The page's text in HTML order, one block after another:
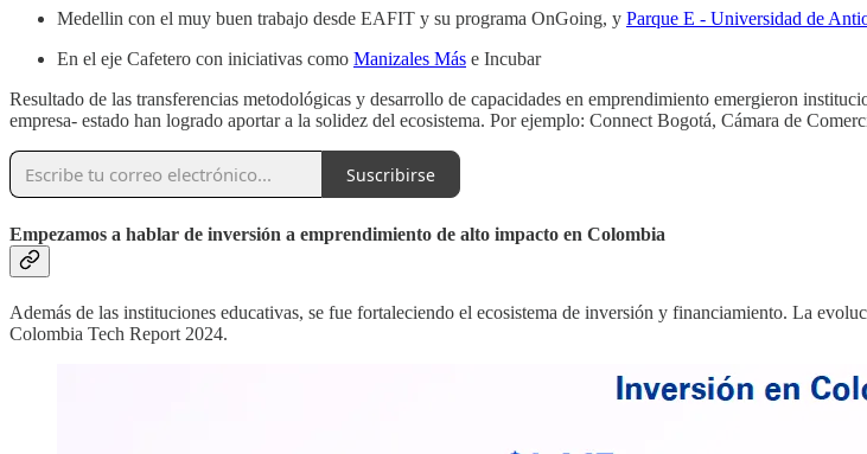
Medellin con el muy buen trabajo desde EAFIT y su programa OnGoing, y Parque E - Universidad de
En el eje Cafetero con iniciativas como Manizales Más e Incubar
Resultado de las transferencias metodológicas y desarrollo de capacidades en emprendimiento emergieron
empresa- estado han logrado aportar a la solidez del ecosistema. Por ejemplo: Connect Bogotá, Cámara de
Suscribirse
Empezamos a hablar de inversión a emprendimiento de alto impacto en Colombia
Además de las instituciones educativas, se fue fortaleciendo el ecosistema de inversión y financiamiento. La
Colombia Tech Report 2024.